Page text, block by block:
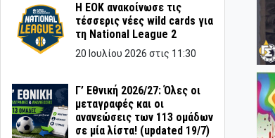
Η ΕΟΚ ανακοίνωσε τις
τέσσερις νέες wild cards για
τη National League 2
20 Ιουλίου 2026 στις 11:30
Γ’ Εθνική 2026/27: Όλες οι
μεταγραφές και οι
ανανεώσεις των 113 ομάδων
σε μία λίστα! (updated 19/7)